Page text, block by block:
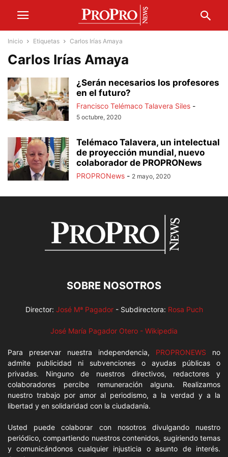
Inicio Etiquetas Carlos Irías Amaya
Carlos Irías Amaya
¿Serán necesarios los profesores
en el futuro?
Francisco Telémaco Talavera Siles -
5 octubre, 2020
Telémaco Talavera, un intelectual
de proyección mundial, nuevo
colaborador de PROPRONews
PROPRONews - 2 mayo, 2020
SOBRE NOSOTROS
Director: José Mª Pagador- Subdirectora: Rosa Puch
José María Pagador Otero - Wikipedia
Para preservar nuestra independencia, PROPRONEWS no
admite publicidad ni subvenciones o ayudas públicas o
privadas. Ninguno de nuestros directivos, redactores y
colaboradores percibe remuneración alguna. Realizamos
nuestro trabajo por amor al periodismo, a la verdad y a la
libertad y en solidaridad con la ciudadanía.
Usted puede colaborar con nosotros divulgando nuestro
periódico, compartiendo nuestros contenidos, sugiriendo temas
y comunicándonos cualquier injusticia o asunto de interés.